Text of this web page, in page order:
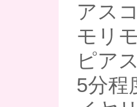
アス
モリ
ピア
5分程